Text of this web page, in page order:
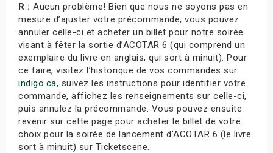
R : Aucun problème! Bien que nous ne soyons pas en
mesure d’ajuster votre précommande, vous pouvez
annuler celle-ci et acheter un billet pour notre soirée
visant à fêter la sortie d’ACOTAR 6 (qui comprend un
exemplaire du livre en anglais, qui sort à minuit). Pour
ce faire, visitez l’historique de vos commandes sur
indigo.ca, suivez les instructions pour identifier votre
commande, affichez les renseignements sur celle-ci,
puis annulez la précommande. Vous pouvez ensuite
revenir sur cette page pour acheter le billet de votre
choix pour la soirée de lancement d’ACOTAR 6 (le livre
sort à minuit) sur Ticketscene.